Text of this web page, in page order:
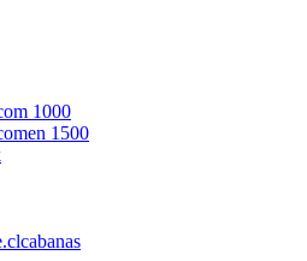
1000
1500